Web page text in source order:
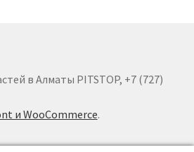
в Алматы PITSTOP, +7 (727)
и WooCommerce.